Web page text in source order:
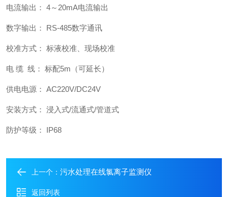
电流输出： 4～20mA电流输出
数字输出： RS-485数字通讯
校准方式： 标液校准、现场校准
电 缆 线： 标配5m（可延长）
供电电源： AC220V/DC24V
安装方式： 浸入式/流通式/管道式
防护等级： IP68
上一个： 污水处理在线氯离子监测仪
返回列表